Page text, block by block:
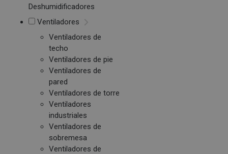
Deshumidificadores
Ventiladores
Ventiladores de
techo
Ventiladores de pie
Ventiladores de
pared
Ventiladores de torre
Ventiladores
industriales
Ventiladores de
sobremesa
Ventiladores de